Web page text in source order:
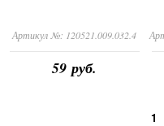
Артикул №: 120521.009.032.4
59 руб.
1